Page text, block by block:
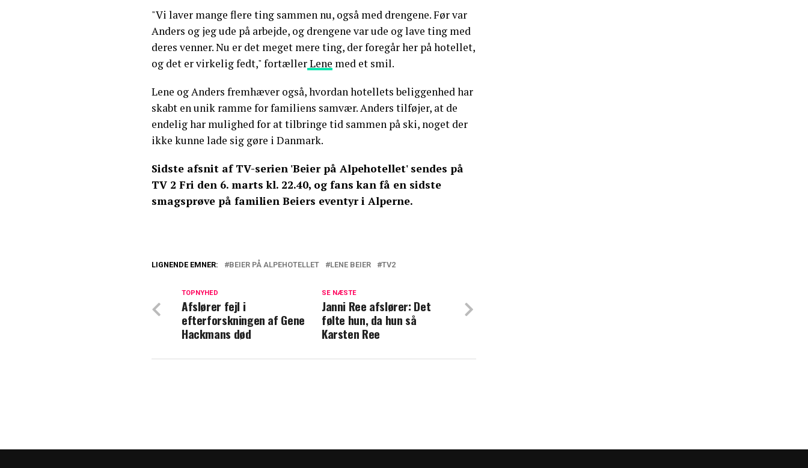
"Vi laver mange flere ting sammen nu, også med drengene. Før var
Anders og jeg ude på arbejde, og drengene var ude og lave ting med
deres venner. Nu er det meget mere ting, der foregår her på hotellet,
og det er virkelig fedt," fortællerLene med et smil.
Lene og Anders fremhæver også, hvordan hotellets beliggenhed har
skabt en unik ramme for familiens samvær. Anders tilføjer, at de
endelig har mulighed for at tilbringe tid sammen på ski, noget der
ikke kunne lade sig gøre i Danmark.
Sidste afsnit af TV-serien 'Beier på Alpehotellet' sendes på
TV 2 Fri den 6. marts kl. 22.40, og fans kan få en sidste
smagsprøve på familien Beiers eventyr i Alperne.
med Lene Beier
Lene Beier og Anders står fast: Dette går de ikke på
kompromis med
LIGNENDE EMNER: BEIER PÅ ALPEHOTELLET LENE BEIER TV2
SE NÆSTE
Janni Ree afslører: Det
følte hun, da hun så
Karsten Ree
TOPNYHED
Afslører fejl i
efterforskningen af Gene
Hackmans død